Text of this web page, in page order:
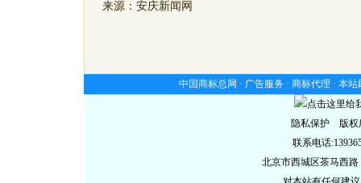
来源：安庆新闻网
中国商标总网 · 广告服务 · 商标代理 · 本站
隐私保护 版权
联系电话
北京市西城区茶马西